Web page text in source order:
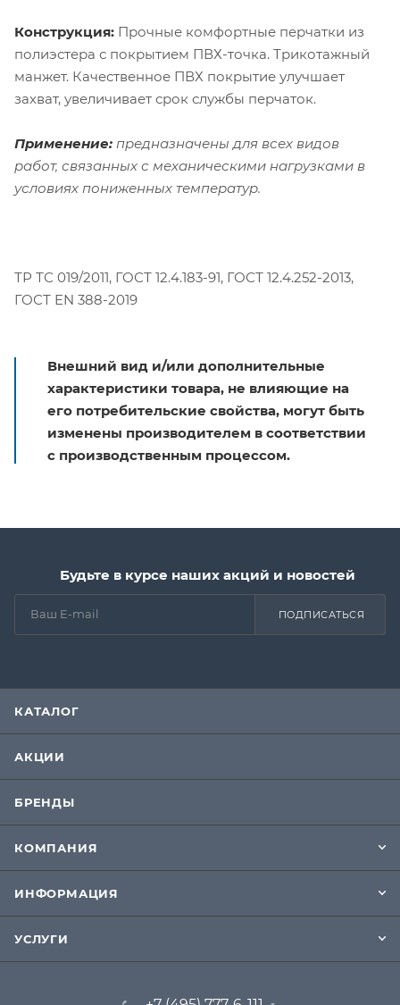
Конструкция: Прочные комфортные перчатки из
полиэстера с покрытием ПВХ-точка. Трикотажный
манжет. Качественное ПВХ покрытие улучшает
захват, увеличивает срок службы перчаток.
Применение: предназначены для всех видов
работ, связанных с механическими нагрузками в
условиях пониженных температур.
ТР ТС 019/2011, ГОСТ 12.4.183-91, ГОСТ 12.4.252-2013,
ГОСТ EN 388-2019
Внешний вид и/или дополнительные
характеристики товара, не влияющие на
его потребительские свойства, могут быть
изменены производителем в соответствии
с производственным процессом.
Будьте в курсе наших акций и новостей
ПОДПИСАТЬСЯ
КАТАЛОГ
АКЦИИ
БРЕНДЫ
КОМПАНИЯ
ИНФОРМАЦИЯ
УСЛУГИ